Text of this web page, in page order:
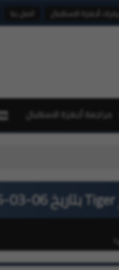
أجهزة الاستقبال اتصل بنا
مراجعة أجهزة الاستقبال